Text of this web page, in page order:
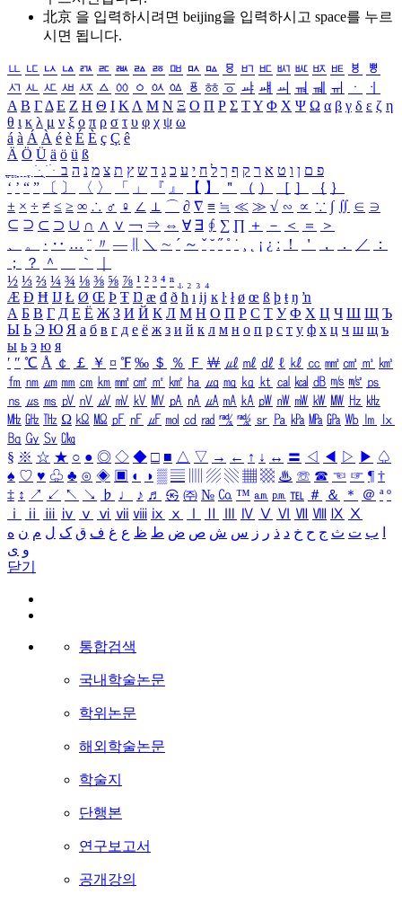
北京 을 입력하시려면 beijing을 입력하시고 space를 누르
시면 됩니다.
ㅥ ㅦ ㅧ ㅨ ㅩ ㅪ ㅫ ㅬ ㅭ ㅮ ㅯ ㅰ ㅱ ㅲ ㅳ ㅴ ㅵ ㅶ ㅷ ㅸ
ㅹ
ㅺ ㅻ ㅼ ㅽ ㅾ ㅿ ㆀ ㆁ ㆂ ㆃ ㆄ ㆅ ㆆ ㆇ ㆈ ㆉ ㆊ ㆋ ㆌ ㆍ
ㆎ
Α Β ΓΔ Ε Ζ Η Θ Ι ΚΛ Μ Ν Ξ Ο Π Ρ Σ ΤΥ Φ Χ Ψ Ω α β γ δ ε ζ η
θ ι κ λ μ ν ξ ο π ρ σ τ υ φ χ ψ ω
á à Á À é è É È ç Ç ê
Ä Ö Ü ä ö ü ß
ִֶֹ ֻּ ׁׂ פ ם ן ו ט א ר ק ף ך ל ח י ע כ ג ד ש ץ ת צ מ נ ה ב
‘ ’ “ ” 〔 〕 〈 〉 「 」 『 』 【 】 ＂ （ ） ［ ］ ｛ ｝
± × ÷ ≠ ≤ ≥ ∞ ∴ ♂ ♀ ∠ ⊥ ⌒ ∂ ∇ ≡ ≒ ≪ ≫ √ ∽ ∝ ∵ ∫ ∬ ∈ ∋
⊆ ⊇ ⊂ ⊃ ∪ ∩ ∧ ∨ ￢ ⇒ ⇔ ∀ ∃ ∮ ∑ ∏ ＋ － ＜ ＝
＞
、
。 · ‥ … ¨ 〃 ― ＼ ∼ ´ ～ ˇ ˘ ˝ ˚ ˙ ¸ ¡ ¿ ː ！ ＇ ， ． ／
：
；
？ ＾ ｀
½ ⅓ ⅔ ¼ ¾ ⅛ ⅜ ⅝ ⅞ ¹ ² ³ ⁴ ⁿ ₁ ₂ ₃ ₄
Æ Ð Ħ Ĳ Ł Ø Œ Þ Ŧ Ŋ æ đ ð ħ ı ĳ ĸ ŀ ł ø œ ß þ ŧ ŋ ŉ
А Б В Г Д Е Ё Ж З И Й К Л М Н О П Р С Т У Ф Х Ц Ч Ш Щ Ъ
Ы Ь Э Ю Я а б в г д е ё ж з и й к л м н о п р с т у ф х ц ч ш щ ъ
ы ь э ю я
′ ″ ℃ Å ￠ ￡ ￥ ¤ ℉ ‰ ＄ ％ Ｆ ￦ ㎕ ㎖ ㎗ ℓ ㎘ ㏄ ㎣ ㎤ ㎥ ㎦
㎙ ㎚ ㎛ ㎜ ㎝ ㎞ ㎟ ㎠ ㎡ ㎢ ㏊ ㎍ ㎎ ㎏ ㏏ ㎈ ㎉ ㏈ ㎧ ㎨ ㎰
㎱ ㎲ ㎳ ㎴ ㎵ ㎶ ㎷ ㎸ ㎹ ㎀ ㎁ ㎂ ㎃ ㎄ ㎺ ㎻ ㎽ ㎾ ㎿ ㎐ ㎑
㎒ ㎓ ㎔ Ω ㏀ ㏁ ㎊ ㎋ ㎌ ㏖ ㏅ ㎭ ㎮ ㎯ ㏛ ㎩ ㎪ ㎫ ㎬ ㏝ ㏐
㏓
㏃ ㏉ ㏜ ㏆
§ ※ ☆ ★ ○ ● ◎ ◇ ◆ □ ■ △ ▽ → ← ↑ ↓ ↔ 〓 ◁ ◀ ▷ ▶ ♤
♠ ♡ ♥ ♧ ♣ ⊙ ◈ ▣ ◐ ◑ ▒ ▤ ▨ ▧ ▦ ▩ ♨ ☏ ☎ ☜ ☞ ¶ †
‡ ↕ ↗ ↙ ↖ ↘ ♭ ♩ ♪ ♬ ㉿ ㈜ № ㏇ ™ ㏂ ㏘ ℡ ＃ ＆ ＊ ＠ ª º
ⅰ
ⅱ ⅲ ⅳ ⅴ ⅵ ⅶ ⅷ ⅸ ⅹ Ⅳ Ⅴ Ⅵ Ⅶ Ⅷ Ⅸ Ⅹ
ب ت ث ج ح خ د ذ ر ز س ش ص ض ط ظ ع غ ف ق ک ل م ن ه
و ی
닫기
통합검색
국내학술논문
학위논문
해외학술논문
학술지
단행본
연구보고서
공개강의